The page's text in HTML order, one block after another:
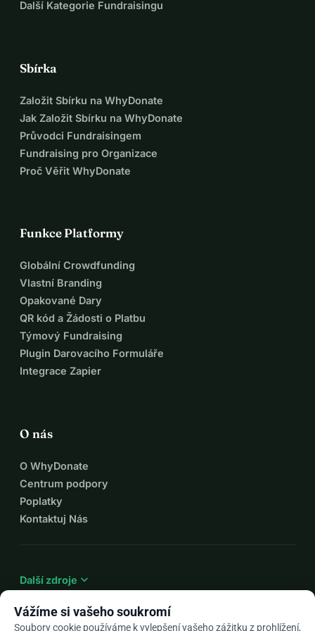
Další Kategorie Fundraisingu
Sbírka
Založit Sbírku na WhyDonate
Jak Založit Sbírku na WhyDonate
Průvodci Fundraisingem
Fundraising pro Organizace
Proč Věřit WhyDonate
Funkce Platformy
Globální Crowdfunding
Vlastní Branding
Opakované Dary
QR kód a Žádosti o Platbu
Týmový Fundraising
Plugin Darovacího Formuláře
Integrace Zapier
O nás
O WhyDonate
Centrum podpory
Poplatky
Kontaktuj Nás
Další zdroje expand_more
Vážíme si vašeho soukromí
Soubory cookie používáme k vylepšení vašeho zážitku z prohlížení,